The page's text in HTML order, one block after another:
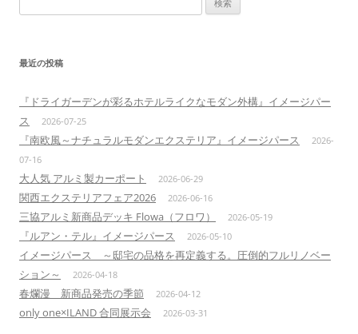
索:
最近の投稿
『ドライガーデンが彩るホテルライクなモダン外構』イメージパー
ス
2026-07-25
『南欧風～ナチュラルモダンエクステリア』イメージパース
2026-
07-16
大人気 アルミ製カーポート 2026-06-29
関西エクステリアフェア2026 2026-06-16
三協アルミ新商品デッキ Flowa（フロワ） 2026-05-19
『ルアン・テル』イメージパース 2026-05-10
イメージパース ～邸宅の品格を再定義する。圧倒的フルリノベー
ション～
2026-04-18
春爛漫 新商品発売の季節 2026-04-12
only one×ILAND 合同展示会 2026-03-31